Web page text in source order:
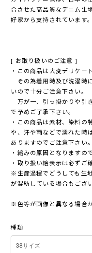
合させた高品質なデニム生
好家から支持されています。
[ お取り扱いのご注意 ]
・この商品は大変デリケー
その為着用時及び洗濯時
いので十分ご注意下さい。
万が一、引っ掛かりや引
で予めご了承下さい。
・この商品は素材、染料の
や、汗や雨などで濡れた時
ありますのでご注意下さい。
・縮みの原因となりますの
・取り扱い絵表示は必ずご
※生産過程でどうしても生
が混紡している場合もござ
※色等が画像と異なる場合
種類